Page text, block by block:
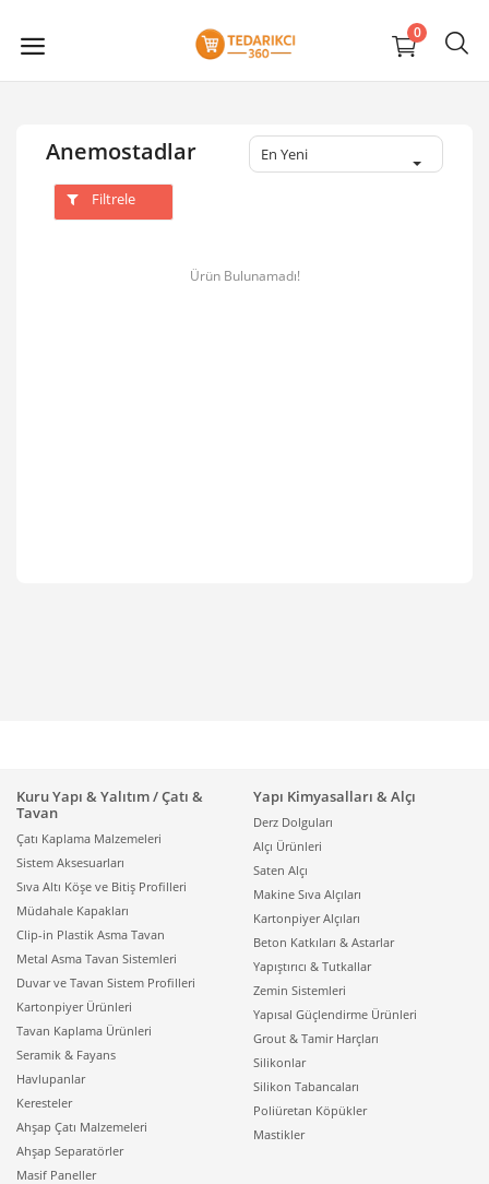
0
Anemostadlar En Yeni
Filtrele
Ürün Bulunamadı!
Kuru Yapı & Yalıtım / Çatı &
Tavan
Çatı Kaplama Malzemeleri
Sistem Aksesuarları
Sıva Altı Köşe ve Bitiş Profilleri
Müdahale Kapakları
Clip-in Plastik Asma Tavan
Metal Asma Tavan Sistemleri
Duvar ve Tavan Sistem Profilleri
Kartonpiyer Ürünleri
Tavan Kaplama Ürünleri
Seramik & Fayans
Havlupanlar
Keresteler
Ahşap Çatı Malzemeleri
Ahşap Separatörler
Masif Paneller
Yapı Kimyasalları & Alçı
Derz Dolguları
Alçı Ürünleri
Saten Alçı
Makine Sıva Alçıları
Kartonpiyer Alçıları
Beton Katkıları & Astarlar
Yapıştırıcı & Tutkallar
Zemin Sistemleri
Yapısal Güçlendirme Ürünleri
Grout & Tamir Harçları
Silikonlar
Silikon Tabancaları
Poliüretan Köpükler
Mastikler